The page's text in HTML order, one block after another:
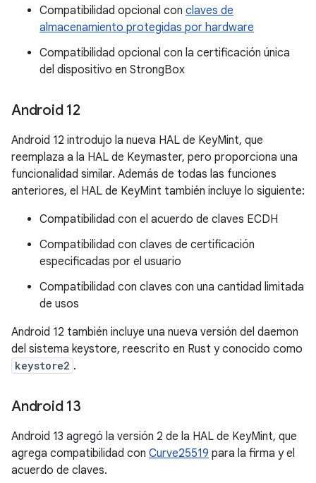
Compatibilidad opcional con claves de
almacenamiento protegidas por hardware
Compatibilidad opcional con la certificación única
del dispositivo en StrongBox
Android 12
Android 12 introdujo la nueva HAL de KeyMint, que
reemplaza a la HAL de Keymaster, pero proporciona una
funcionalidad similar. Además de todas las funciones
anteriores, el HAL de KeyMint también incluye lo siguiente:
Compatibilidad con el acuerdo de claves ECDH
Compatibilidad con claves de certificación
especificadas por el usuario
Compatibilidad con claves con una cantidad limitada
de usos
Android 12 también incluye una nueva versión del daemon
del sistema keystore, reescrito en Rust y conocido como
keystore2 .
Android 13
Android 13 agregó la versión 2 de la HAL de KeyMint, que
agrega compatibilidad con Curve25519 para la firma y el
acuerdo de claves.